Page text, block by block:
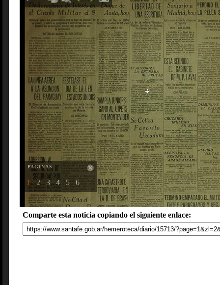
PAGINAS
1 2 3 4 5 6
Comparte esta noticia copiando el siguiente enlace: